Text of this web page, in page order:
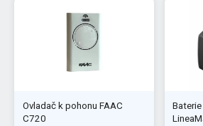
Ovladač k pohonu FAAC
C720